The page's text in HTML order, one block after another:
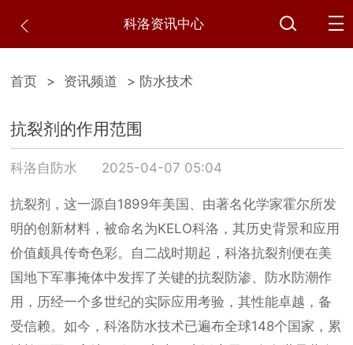
科洛资讯中心
首页 > 资讯频道 > 防水技术
抗裂剂的作用范围
科洛自防水 2025-04-07 05:04
抗裂剂，这一源自1899年美国、由著名化学家霍尔所发
明的创新材料，被命名为KELO科洛，其历史背景和应用
价值颇具传奇色彩。自二战时期起，科洛抗裂剂便在美
国地下军事掩体中发挥了关键的抗裂防渗、防水防潮作
用，历经一个多世纪的实际应用考验，其性能卓越，备
受信赖。如今，科洛防水技术已遍布全球148个国家，累